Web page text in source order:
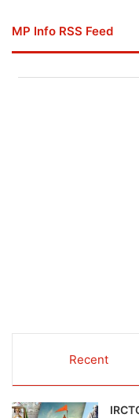
MP Info RSS Feed
Recent